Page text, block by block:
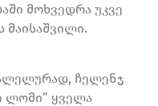
მოხვედრა უკვე
მაისაშვილი.
ჩელენჯ
ლომი” ყველა